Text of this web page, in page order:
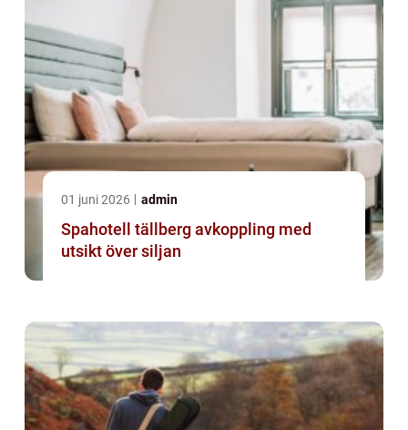
01 juni 2026 admin
Spahotell tällberg avkoppling med
utsikt över siljan